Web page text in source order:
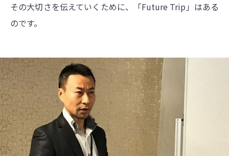
その大切さを伝えていくために、「Future Trip」はある
のです。